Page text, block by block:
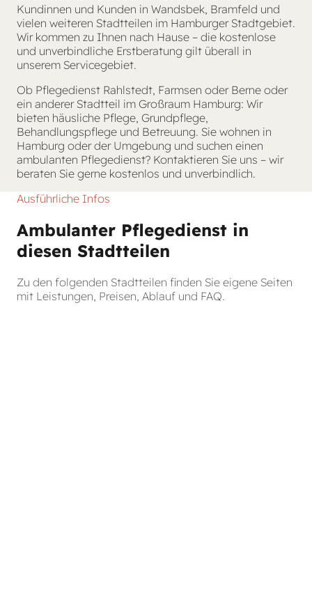
Kundinnen und Kunden in Wandsbek, Bramfeld und
vielen weiteren Stadtteilen im Hamburger Stadtgebiet.
Wir kommen zu Ihnen nach Hause – die kostenlose
und unverbindliche Erstberatung gilt überall in
unserem Servicegebiet.
Ob Pflegedienst Rahlstedt, Farmsen oder Berne oder
ein anderer Stadtteil im Großraum Hamburg: Wir
bieten häusliche Pflege, Grundpflege,
Behandlungspflege und Betreuung. Sie wohnen in
Hamburg oder der Umgebung und suchen einen
ambulanten Pflegedienst? Kontaktieren Sie uns – wir
beraten Sie gerne kostenlos und unverbindlich.
Ausführliche Infos
Ambulanter Pflegedienst in
diesen Stadtteilen
Zu den folgenden Stadtteilen finden Sie eigene Seiten
mit Leistungen, Preisen, Ablauf und FAQ.